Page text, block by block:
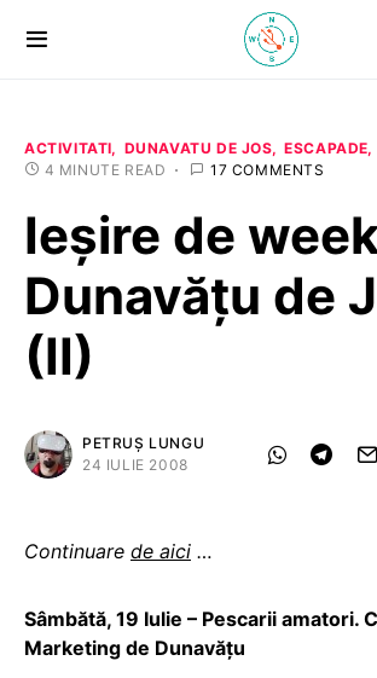
ACTIVITATI DUNAVATU DE JOS ESCAPADE
4 MINUTE READ
17 COMMENTS
Ieşire de
Dunavăţu de
(II)
PETRUȘ LUNGU
24 IULIE 2008
Continuare de aici …
Sâmbătă, 19 Iulie – Pescarii amatori.
Marketing de Dunavăţu